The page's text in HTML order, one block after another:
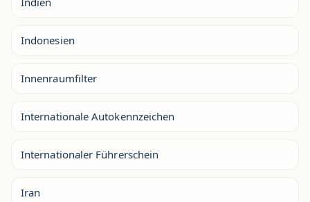
Indonesien
Innenraumfilter
Internationale Autokennzeichen
Internationaler Führerschein
Iran